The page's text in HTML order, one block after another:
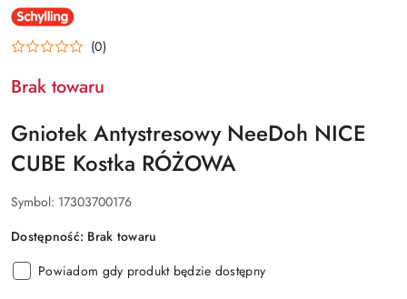
NAZWA
PRODUCENTA:
SCHYLLING
(0)
Brak towaru
Gniotek Antystresowy NeeDoh NICE
CUBE Kostka RÓŻOWA
Symbol: 17303700176
Dostępność: Brak towaru
Powiadom gdy produkt będzie dostępny